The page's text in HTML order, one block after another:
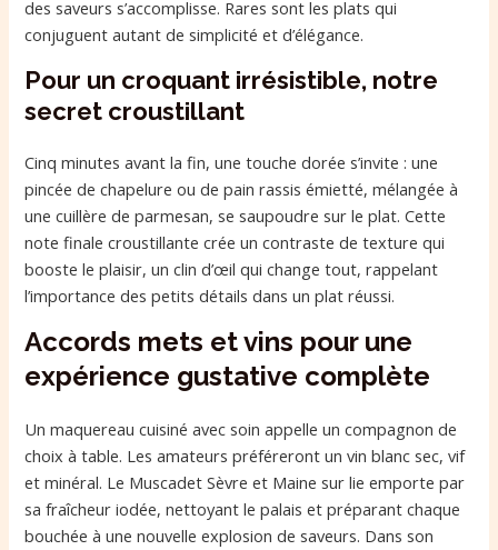
des saveurs s’accomplisse. Rares sont les plats qui
conjuguent autant de simplicité et d’élégance.
Pour un croquant irrésistible, notre
secret croustillant
Cinq minutes avant la fin, une touche dorée s’invite : une
pincée de chapelure ou de pain rassis émietté, mélangée à
une cuillère de parmesan, se saupoudre sur le plat. Cette
note finale croustillante crée un contraste de texture qui
booste le plaisir, un clin d’œil qui change tout, rappelant
l’importance des petits détails dans un plat réussi.
Accords mets et vins pour une
expérience gustative complète
Un maquereau cuisiné avec soin appelle un compagnon de
choix à table. Les amateurs préféreront un vin blanc sec, vif
et minéral. Le Muscadet Sèvre et Maine sur lie emporte par
sa fraîcheur iodée, nettoyant le palais et préparant chaque
bouchée à une nouvelle explosion de saveurs. Dans son